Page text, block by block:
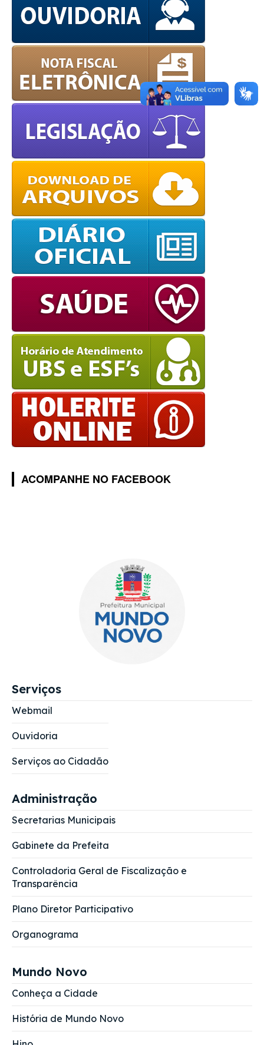
OK
European Commission |
Cookies Policy
powered by WPCookiePro
ACOMPANHE NO FACEBOOK
Serviços
Webmail
Ouvidoria
Serviços ao Cidadão
Administração
Secretarias Municipais
Gabinete da Prefeita
Controladoria Geral de Fiscalização e
Transparência
Plano Diretor Participativo
Organograma
Mundo Novo
Conheça a Cidade
História de Mundo Novo